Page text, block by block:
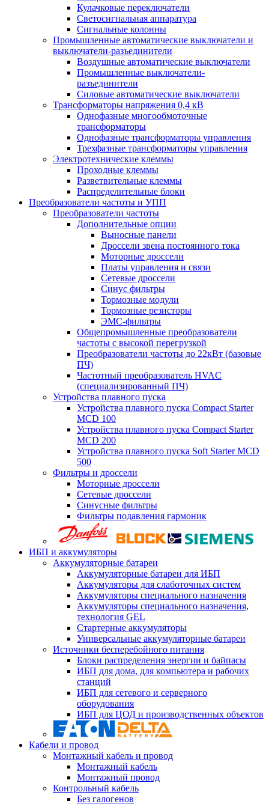
Кулачковые переключатели
Светосигнальная аппаратура
Сигнальные колонны
Промышленные автоматические выключатели и
выключатели-разъединители
Воздушные автоматические выключатели
Промышленные выключатели-
разъединители
Силовые автоматические выключатели
Трансформаторы напряжения 0,4 кВ
Однофазные многообмоточные
трансформаторы
Однофазные трансформаторы управления
Трехфазные трансформаторы управления
Электротехнические клеммы
Проходные клеммы
Разветвительные клеммы
Распределительные блоки
Преобразователи частоты и УПП
Преобразователи частоты
Дополнительные опции
Выносные панели
Дроссели звена постоянного тока
Моторные дроссели
Платы управления и связи
Сетевые дроссели
Синус фильтры
Тормозные модули
Тормозные резисторы
ЭМС-фильтры
Общепромышленные преобразователи
частоты с высокой перегрузкой
Преобразователи частоты до 22кВт (базовые
ПЧ)
Частотный преобразователь HVAC
(специализированный ПЧ)
Устройства плавного пуска
Устройства плавного пуска Compact Starter
MCD 100
Устройства плавного пуска Compact Starter
MCD 200
Устройства плавного пуска Soft Starter MCD
500
Фильтры и дроссели
Моторные дроссели
Сетевые дроссели
Синусные фильтры
Фильтры подавления гармоник
ИБП и аккумуляторы
Аккумуляторные батареи
Аккумуляторные батареи для ИБП
Аккумуляторы для слаботочных систем
Аккумуляторы специального назначения
Аккумуляторы специального назначения,
технология GEL
Стартерные аккумуляторы
Универсальные аккумуляторные батареи
Источники бесперебойного питания
Блоки распределения энергии и байпасы
ИБП для дома, для компьютера и рабочих
станций
ИБП для сетевого и серверного
оборудования
ИБП для ЦОД и производственных объектов
Кабели и провод
Монтажный кабель и провод
Монтажный кабель
Монтажный провод
Контрольный кабель
Без галогенов